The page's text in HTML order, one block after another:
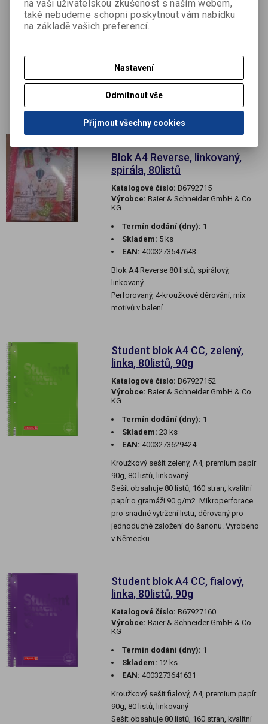
EAN:4003273679511
Kroužkový sešit modrý, A4, premium papír
jednoduché založení do šanonu. Vyrobeno
v Německu.
Blok A4 Reverse, linkovaný,
spirála, 80listů
Katalogové číslo: B6792715
Výrobce: Baier & Schneider GmbH & Co.
KG
Termín dodání (dny): 1
Skladem: 5 ks
EAN: 4003273547643
Blok A4 Reverse 80 listů, spirálový,
linkovaný
Perforovaný, 4-kroužkové děrování, mix
motivů v balení.
Student blok A4 CC, zelený,
linka, 80listů, 90g
Katalogové číslo: B67927152
Výrobce: Baier & Schneider GmbH & Co.
KG
Termín dodání (dny): 1
Skladem: 23 ks
EAN: 4003273629424
Kroužkový sešit zelený, A4, premium papír
90g, 80 listů, linkovaný
Sešit obsahuje 80 listů, 160 stran, kvalitní
papír o gramáži 90 g/m2. Mikroperforace
pro snadné vytržení listu, děrovaný pro
jednoduché založení do šanonu. Vyrobeno
v Německu.
Student blok A4 CC, fialový,
linka, 80listů, 90g
Katalogové číslo: B67927160
Výrobce: Baier & Schneider GmbH & Co.
KG
Termín dodání (dny): 1
Skladem: 12 ks
EAN: 4003273641631
Kroužkový sešit fialový, A4, premium papír
90g, 80 listů, linkovaný
Sešit obsahuje 80 listů, 160 stran, kvalitní
na vaši uživatelskou zkušenost s naším webem,
také nebudeme schopni poskytnout vám nabídku
na základě vašich preferencí.
Nastavení
Odmítnout vše
Přijmout všechny cookies